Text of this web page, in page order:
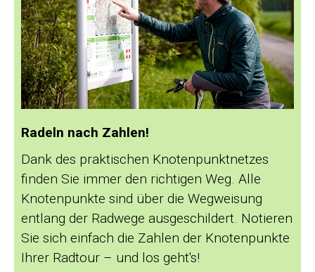
Radeln nach Zahlen!
Dank des praktischen Knotenpunktnetzes
finden Sie immer den richtigen Weg. Alle
Knotenpunkte sind über die Wegweisung
entlang der Radwege ausgeschildert. Notieren
Sie sich einfach die Zahlen der Knotenpunkte
Ihrer Radtour – und los geht's!